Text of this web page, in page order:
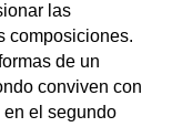
las
composiciones.
de un
conviven con
en el segundo